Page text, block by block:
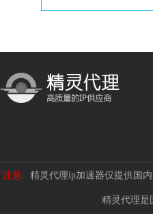
注意: 精灵代理ip加速器仅提供国
精灵代理是